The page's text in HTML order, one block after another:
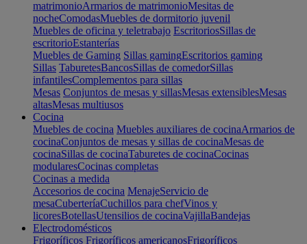
matrimonioArmarios de matrimonioMesitas de
nocheComodasMuebles de dormitorio juvenil
Muebles de oficina y teletrabajo EscritoriosSillas de
escritorioEstanterías
Muebles de Gaming Sillas gamingEscritorios gaming
Sillas TaburetesBancosSillas de comedorSillas
infantilesComplementos para sillas
Mesas Conjuntos de mesas y sillasMesas extensiblesMesas
altasMesas multiusos
Cocina
Muebles de cocina Muebles auxiliares de cocinaArmarios de
cocinaConjuntos de mesas y sillas de cocinaMesas de
cocinaSillas de cocinaTaburetes de cocinaCocinas
modularesCocinas completas
Cocinas a medida
Accesorios de cocina MenajeServicio de
mesaCuberteríaCuchillos para chefVinos y
licoresBotellasUtensilios de cocinaVajillaBandejas
Electrodomésticos
Frigoríficos Frigoríficos americanosFrigoríficos